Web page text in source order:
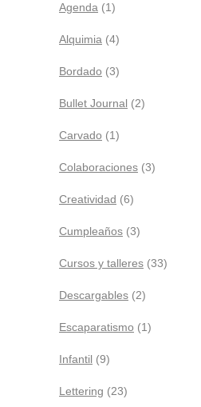
Agenda (1)
Alquimia (4)
Bordado (3)
Bullet Journal (2)
Carvado (1)
Colaboraciones (3)
Creatividad (6)
Cumpleaños (3)
Cursos y talleres (33)
Descargables (2)
Escaparatismo (1)
Infantil (9)
Lettering (23)